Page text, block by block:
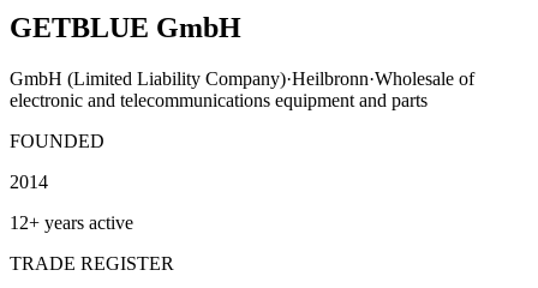
GETBLUE GmbH
GmbH (Limited Liability Company)·Heilbronn·Wholesale of
electronic and telecommunications equipment and parts
FOUNDED
2014
12+ years active
TRADE REGISTER